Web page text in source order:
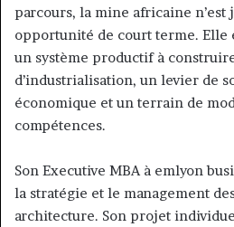
parcours, la mine africaine n’est
opportunité de court terme. Elle
un système productif à
d’industrialisation, un levier de
économique et un terrain de
compétences.
Son Executive MBA à emlyon
la stratégie et le management
architecture. Son projet